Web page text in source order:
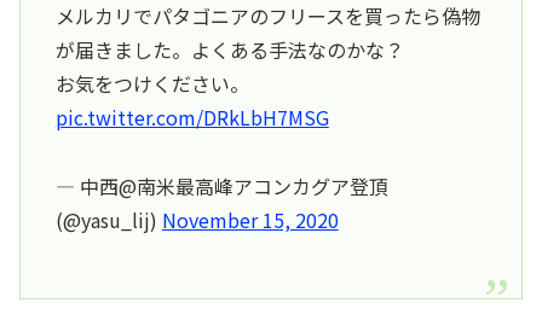
メルカリでパタゴニアのフリースを買ったら偽物
が届きました。よくある手法なのかな？
お気をつけください。
pic.twitter.com/DRkLbH7MSG
— 中西@南米最高峰アコンカグア登頂
(@yasu_lij) November 15, 2020